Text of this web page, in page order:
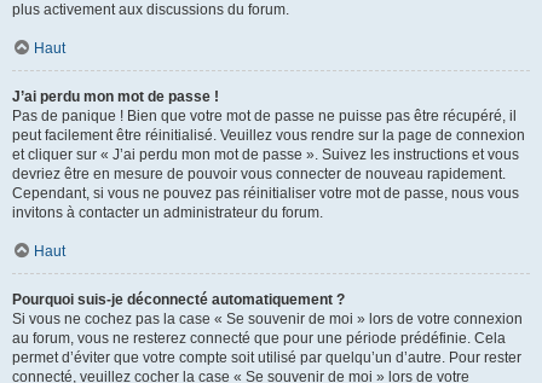
plus activement aux discussions du forum.
Haut
J’ai perdu mon mot de passe !
Pas de panique ! Bien que votre mot de passe ne puisse pas être récupéré, il
peut facilement être réinitialisé. Veuillez vous rendre sur la page de connexion
et cliquer sur « J’ai perdu mon mot de passe ». Suivez les instructions et vous
devriez être en mesure de pouvoir vous connecter de nouveau rapidement.
Cependant, si vous ne pouvez pas réinitialiser votre mot de passe, nous vous
invitons à contacter un administrateur du forum.
Haut
Pourquoi suis-je déconnecté automatiquement ?
Si vous ne cochez pas la case « Se souvenir de moi » lors de votre connexion
au forum, vous ne resterez connecté que pour une période prédéfinie. Cela
permet d’éviter que votre compte soit utilisé par quelqu’un d’autre. Pour rester
connecté, veuillez cocher la case « Se souvenir de moi » lors de votre